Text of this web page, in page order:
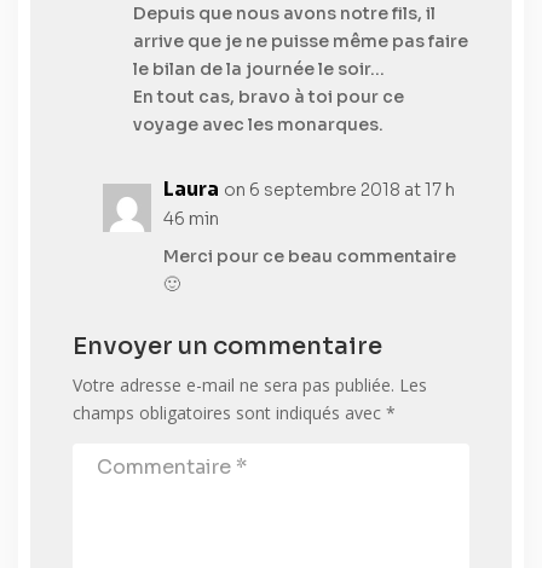
Depuis que nous avons notre fils, il
arrive que je ne puisse même pas faire
le bilan de la journée le soir…
En tout cas, bravo à toi pour ce
voyage avec les monarques.
Laura on 6 septembre 2018 at 17 h
46 min
Merci pour ce beau commentaire
🙂
Envoyer un commentaire
Votre adresse e-mail ne sera pas publiée. Les
champs obligatoires sont indiqués avec *